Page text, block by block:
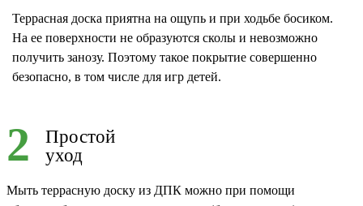
Террасная доска приятна на ощупь и при ходьбе босиком.
На ее поверхности не образуются сколы и невозможно
получить занозу. Поэтому такое покрытие совершенно
безопасно, в том числе для игр детей.
2
Простой
уход
Мыть террасную доску из ДПК можно при помощи